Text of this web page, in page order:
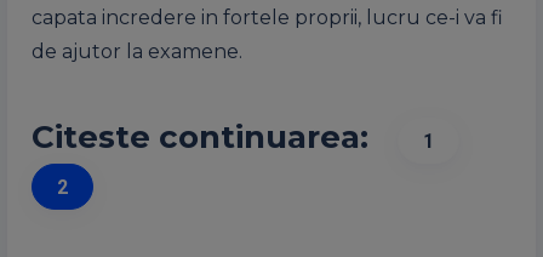
capata incredere in fortele proprii, lucru ce-i va fi
de ajutor la examene.
Citeste continuarea:
1
2